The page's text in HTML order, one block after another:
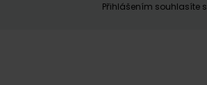
Přihlášením souhlasíte